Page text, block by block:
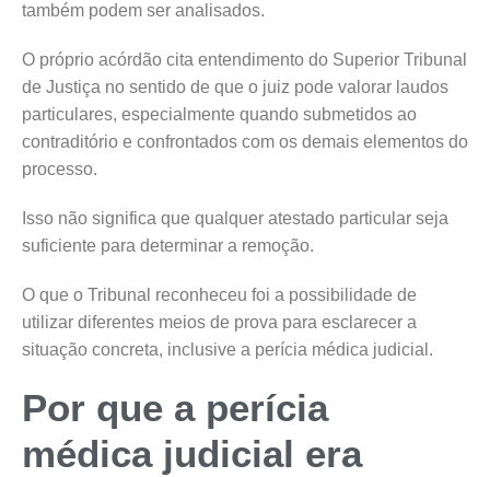
também podem ser analisados.
O próprio acórdão cita entendimento do Superior Tribunal
de Justiça no sentido de que o juiz pode valorar laudos
particulares, especialmente quando submetidos ao
contraditório e confrontados com os demais elementos do
processo.
Isso não significa que qualquer atestado particular seja
suficiente para determinar a remoção.
O que o Tribunal reconheceu foi a possibilidade de
utilizar diferentes meios de prova para esclarecer a
situação concreta, inclusive a perícia médica judicial.
Por que a perícia
médica judicial era